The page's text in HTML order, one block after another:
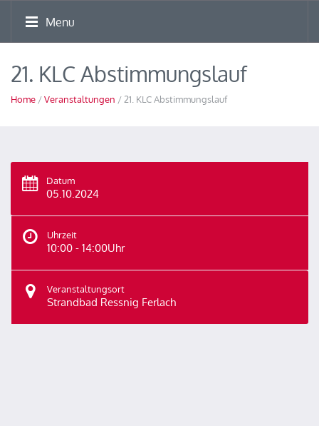
Menu
21. KLC Abstimmungslauf
Home /Veranstaltungen / 21. KLC Abstimmungslauf
Datum
05.10.2024
Uhrzeit
10:00 - 14:00Uhr
Veranstaltungsort
Strandbad Ressnig Ferlach